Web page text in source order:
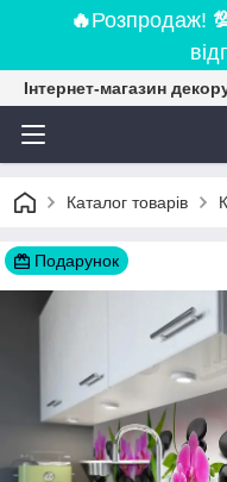
🔥Розпродаж!
Інтернет-магазин
Каталог товарів
Подарунок